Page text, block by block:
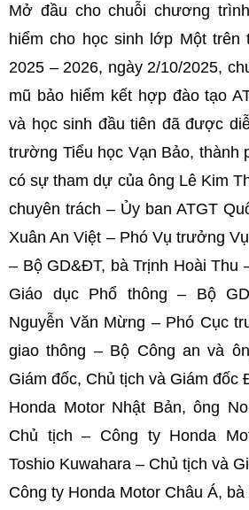
Mở đầu cho chuỗi chương
hiểm cho học sinh lớp Một trên
2025 – 2026, ngày 2/10/2025,
mũ bảo hiểm kết hợp đào tạo
và học sinh đầu tiên đã được
trường Tiểu học Vạn Bảo, thành
có sự tham dự của ông Lê Kim
chuyên trách – Ủy ban ATGT
Xuân An Việt – Phó Vụ trưởng
– Bộ GD&ĐT, bà Trịnh Hoài Thu
Giáo dục Phổ thông – Bộ
Nguyễn Văn Mừng – Phó Cục
giao thông – Bộ Công an và
Giám đốc, Chủ tịch và Giám đốc
Honda Motor Nhật Bản, ông
Chủ tịch – Công ty Honda
Toshio Kuwahara – Chủ tịch và
Công ty Honda Motor Châu Á,